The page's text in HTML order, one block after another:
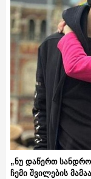
„ნუ დაწერთ
ჩემი შვილების